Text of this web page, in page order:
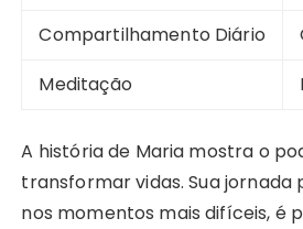
Compartilhamento Diário
Meditação
A história de Maria mostra o
transformar vidas. Sua jornada
nos momentos mais difíceis, é